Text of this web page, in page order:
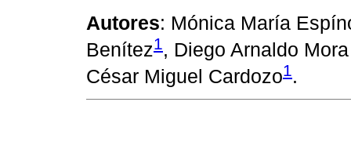
Autores: Mónica María
Benítez1, Diego Arnaldo
César Miguel Cardozo1.